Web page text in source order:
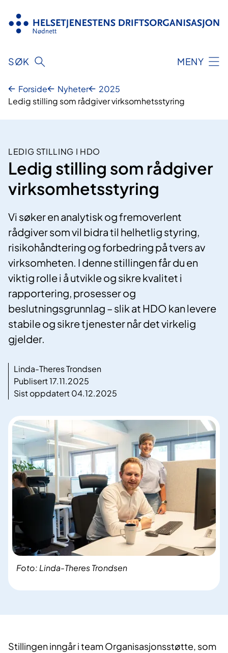
innhold
SØK MENY
Forside Nyheter
2025
Ledig stilling som rådgiver virksomhetsstyring
LEDIG STILLING I HDO
Ledig stilling som rådgiver
virksomhetsstyring
Vi søker en analytisk og fremoverlent
rådgiver som vil bidra til helhetlig styring,
risikohåndtering og forbedring på tvers av
virksomheten. I denne stillingen får du en
viktig rolle i å utvikle og sikre kvalitet i
rapportering, prosesser og
beslutningsgrunnlag – slik at HDO kan levere
stabile og sikre tjenester når det virkelig
gjelder.
Linda-Theres Trondsen
Publisert 17.11.2025
Sist oppdatert 04.12.2025
Foto: Linda-Theres Trondsen
Stillingen inngår i team Organisasjonsstøtte, som